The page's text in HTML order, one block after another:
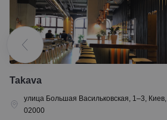
Takava
улица Большая Васильковская, 1–3, Киев,
02000